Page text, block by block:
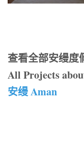
查看全部安缦度
All Projects
安缦 Aman